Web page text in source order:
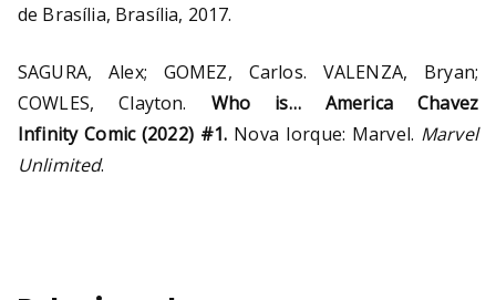
de Brasília, Brasília, 2017.
SAGURA, Alex; GOMEZ, Carlos. VALENZA, Bryan;
COWLES, Clayton. Who is… America Chavez
Infinity Comic (2022) #1. Nova Iorque: Marvel. Marvel
Unlimited.